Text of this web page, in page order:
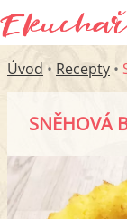
Úvod • Recepty •
SNĚHOVÁ